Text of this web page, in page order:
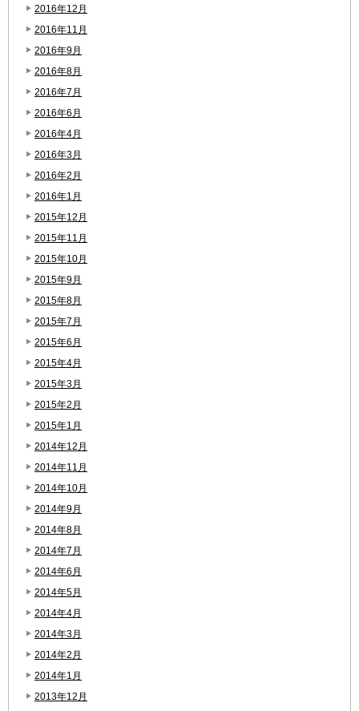
2016年12月
2016年11月
2016年9月
2016年8月
2016年7月
2016年6月
2016年4月
2016年3月
2016年2月
2016年1月
2015年12月
2015年11月
2015年10月
2015年9月
2015年8月
2015年7月
2015年6月
2015年4月
2015年3月
2015年2月
2015年1月
2014年12月
2014年11月
2014年10月
2014年9月
2014年8月
2014年7月
2014年6月
2014年5月
2014年4月
2014年3月
2014年2月
2014年1月
2013年12月